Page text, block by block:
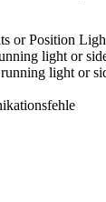
or Position
light or
light or